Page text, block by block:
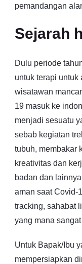
pemandangan
Sejarah
Dulu periode
untuk terapi untuk
wisatawan
19 masuk ke
menjadi sesuatu
sebab kegiatan
tubuh, membakar
kreativitas dan
badan dan
aman saat Covid-
tracking, sahabat
yang mana
Untuk Bapak/Ibu
mempersiapkan